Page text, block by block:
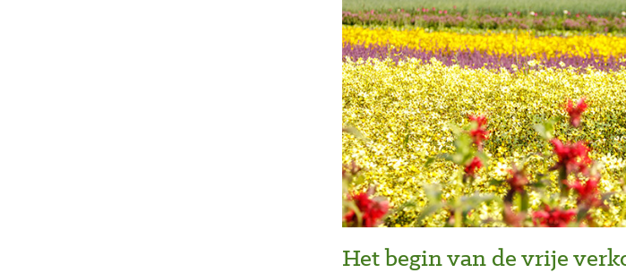
Het begin van de vrije